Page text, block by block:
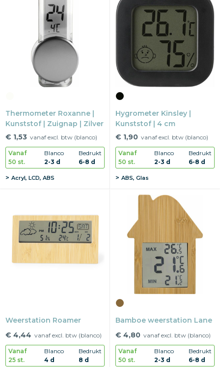
Outdoor en vrije tijd
Gereedschap en veiligheid
Snoepgoed
Health en wellness
Kantoorartikelen
Gadgets
Textiel
Merken
Thermometer Roxanne |
Kunststof | Zuignap | Zilver
€ 1,53 vanaf excl. btw (blanco)
Vanaf
50 st.
Blanco
2-3 d
Bedrukt
6-8 d
Acryl, LCD, ABS
Hygrometer Kinsley |
Kunststof | 4 cm
€ 1,90 vanaf excl. btw (blanco)
Vanaf
50 st.
Blanco
2-3 d
Bedrukt
6-8 d
ABS, Glas
Weerstation Roamer
€ 4,44 vanaf excl. btw (blanco)
Vanaf
25 st.
Blanco
4 d
Bedrukt
8 d
Bamboe weerstation Lane
€ 4,80 vanaf excl. btw (blanco)
Vanaf
50 st.
Blanco
2-3 d
Bedrukt
6-8 d